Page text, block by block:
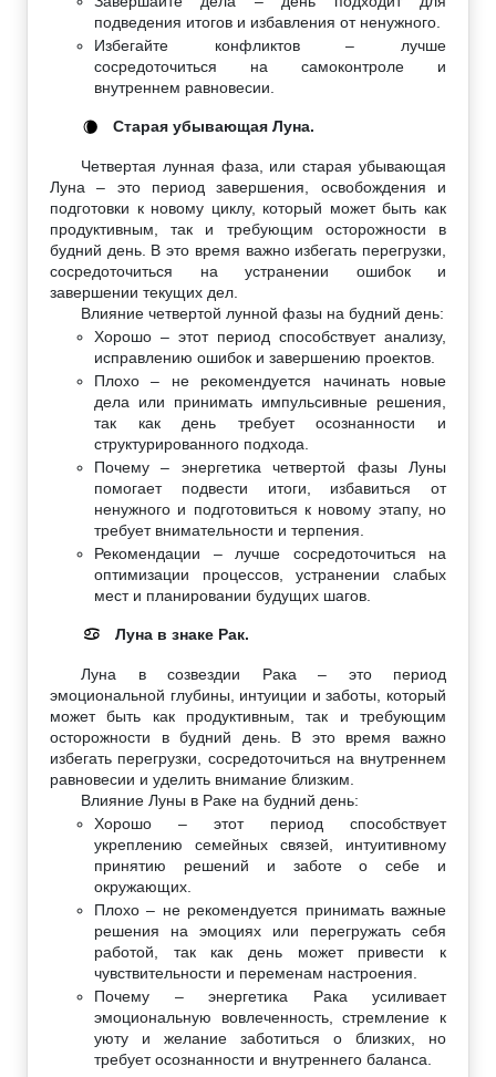
подведения итогов и избавления от ненужного.
Избегайте конфликтов – лучше
сосредоточиться на самоконтроле и
внутреннем равновесии.
🌘 Старая убывающая Луна.
Четвертая лунная фаза, или старая убывающая
Луна – это период завершения, освобождения и
подготовки к новому циклу, который может быть как
продуктивным, так и требующим осторожности в
будний день. В это время важно избегать перегрузки,
сосредоточиться на устранении ошибок и
завершении текущих дел.
Влияние четвертой лунной фазы на будний день:
Хорошо – этот период способствует анализу,
исправлению ошибок и завершению проектов.
Плохо – не рекомендуется начинать новые
дела или принимать импульсивные решения,
так как день требует осознанности и
структурированного подхода.
Почему – энергетика четвертой фазы Луны
помогает подвести итоги, избавиться от
ненужного и подготовиться к новому этапу, но
требует внимательности и терпения.
Рекомендации – лучше сосредоточиться на
оптимизации процессов, устранении слабых
мест и планировании будущих шагов.
♋ Луна в знаке Рак.
Луна в созвездии Рака – это период
эмоциональной глубины, интуиции и заботы, который
может быть как продуктивным, так и требующим
осторожности в будний день. В это время важно
избегать перегрузки, сосредоточиться на внутреннем
равновесии и уделить внимание близким.
Влияние Луны в Раке на будний день:
Хорошо – этот период способствует
укреплению семейных связей, интуитивному
принятию решений и заботе о себе и
окружающих.
Плохо – не рекомендуется принимать важные
решения на эмоциях или перегружать себя
работой, так как день может привести к
чувствительности и переменам настроения.
Почему – энергетика Рака усиливает
эмоциональную вовлеченность, стремление к
уюту и желание заботиться о близких, но
требует осознанности и внутреннего баланса.